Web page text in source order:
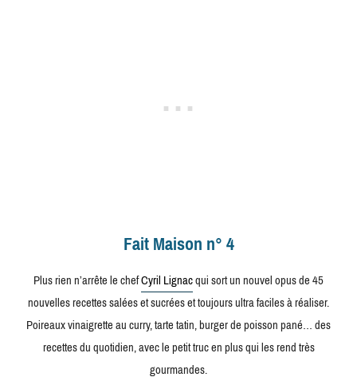
Fait Maison n° 4
Plus rien n’arrête le chefCyril Lignacqui sort un nouvel opus de 45
nouvelles recettes salées et sucrées et toujours ultra faciles à réaliser.
Poireaux vinaigrette au curry, tarte tatin, burger de poisson pané… des
recettes du quotidien, avec le petit truc en plus qui les rend très
gourmandes.